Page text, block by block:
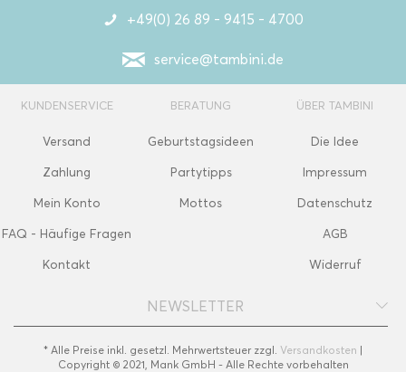
+49(0) 26 89 - 9415 - 4700
service@tambini.de
KUNDENSERVICE
Versand
Zahlung
Mein Konto
FAQ - Häufige Fragen
Kontakt
BERATUNG
Geburtstagsideen
Partytipps
Mottos
ÜBER TAMBINI
Die Idee
Impressum
Datenschutz
AGB
Widerruf
NEWSLETTER
* Alle Preise inkl. gesetzl. Mehrwertsteuer zzgl. Versandkosten |
Copyright © 2021, Mank GmbH - Alle Rechte vorbehalten